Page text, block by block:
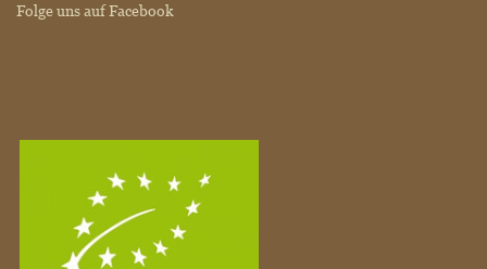
Folge uns auf Facebook